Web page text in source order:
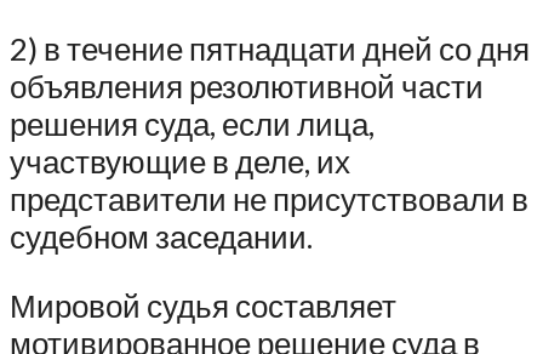
2) в течение пятнадцати дней со дня
объявления резолютивной части
решения суда, если лица,
участвующие в деле, их
представители не присутствовали в
судебном заседании.
Мировой судья составляет
мотивированное решение суда в